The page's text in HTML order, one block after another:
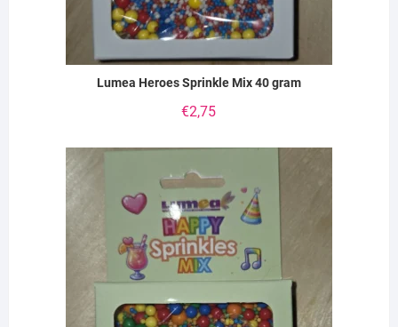
Lumea Heroes Sprinkle Mix 40 gram
€2,75